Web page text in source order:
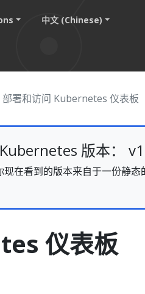
中文 (Chinese)
部署和访问 Kubernetes 仪表板
版本：
在看到的版本来自于一份静态
仪表板